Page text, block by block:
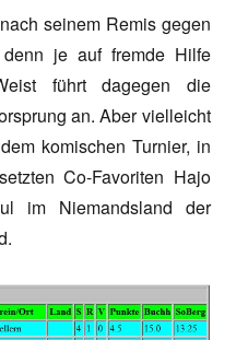
seinem Remis gegen
je auf fremde Hilfe
führt dagegen die
an. Aber vielleicht
komischen Turnier, in
Co-Favoriten Hajo
im Niemandsland der